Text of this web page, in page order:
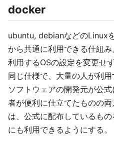
docker
ubuntu, debianなどのLinux
から共通に利用できる仕組み
利用するOSの設定を変更せ
同じ仕様で、大量の人が利用
ソフトウェアの開発元が公
者が便利に仕立てたものの
は、公式に配布しているも
にも利用できるようにする。